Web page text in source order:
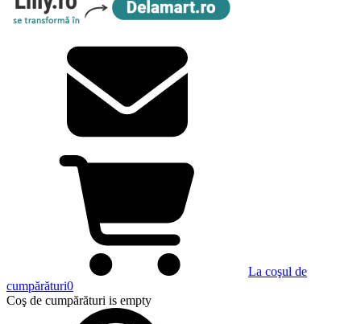
La coşul de
cumpărături0
Coş de cumpărături is empty